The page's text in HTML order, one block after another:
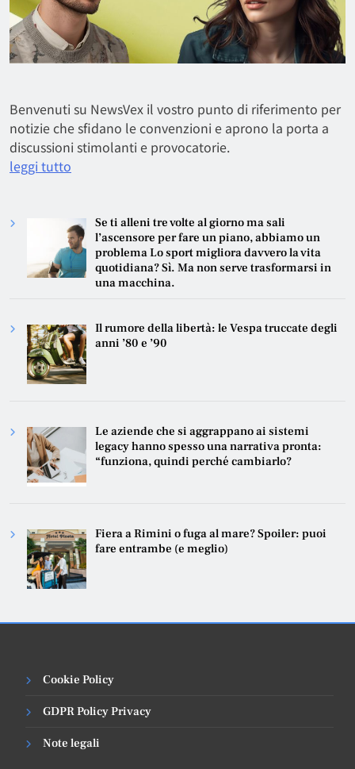
Benvenuti su NewsVex il vostro punto di riferimento per
notizie che sfidano le convenzioni e aprono la porta a
discussioni stimolanti e provocatorie.
leggi tutto
Se ti alleni tre volte al giorno ma sali
l’ascensore per fare un piano, abbiamo un
problema Lo sport migliora davvero la vita
quotidiana? Sì. Ma non serve trasformarsi in
una macchina.
Il rumore della libertà: le Vespa truccate degli
anni ’80 e ’90
Le aziende che si aggrappano ai sistemi
legacy hanno spesso una narrativa pronta:
“funziona, quindi perché cambiarlo?
Fiera a Rimini o fuga al mare? Spoiler: puoi
fare entrambe (e meglio)
Cookie Policy
GDPR Policy Privacy
Note legali